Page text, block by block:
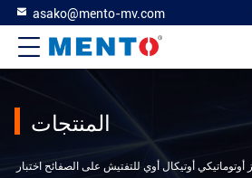
asako@mento-mv.com
المنتجات